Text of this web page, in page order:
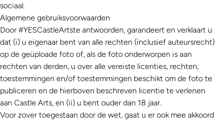
sociaal.
Algemene gebruiksvoorwaarden
Door #YESCastleArtste antwoorden, garandeert en verklaart u
dat (i) u eigenaar bent van alle rechten (inclusief auteursrecht)
op de geüploade foto of, als de foto onderworpen is aan
rechten van derden, u over alle vereiste licenties, rechten,
toestemmingen en/of toestemmingen beschikt om de foto te
publiceren en de hierboven beschreven licentie te verlenen
aan Castle Arts, en (ii) u bent ouder dan 18 jaar.
Voor zover toegestaan ​​door de wet, gaat u er ook mee akkoord